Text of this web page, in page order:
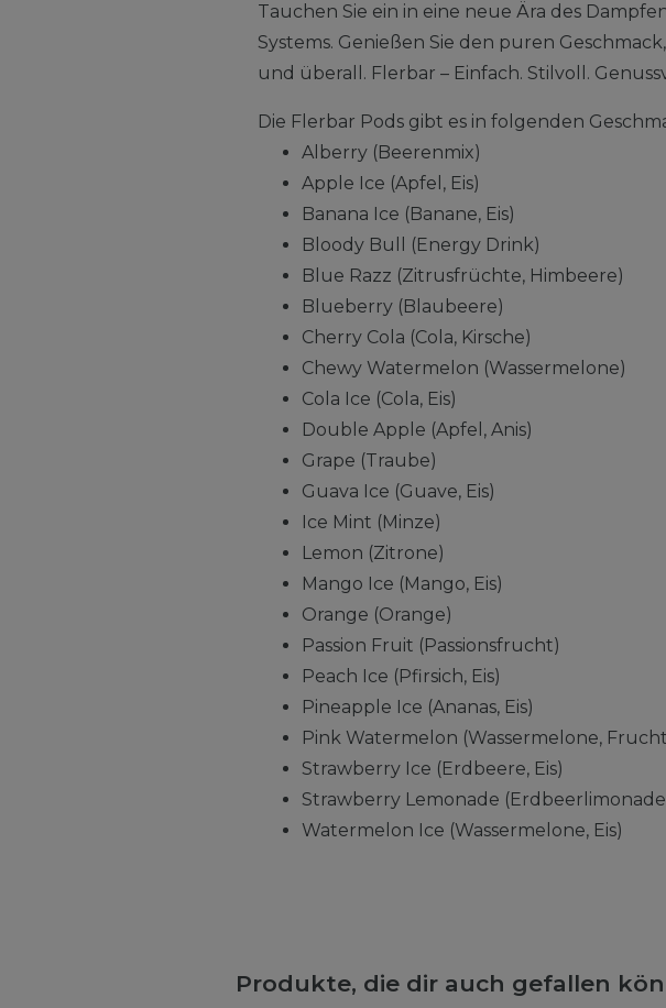
Tauchen Sie ein in eine neue Ära des
Systems. Genießen Sie den puren
und überall. Flerbar – Einfach. Stilvoll.
Die Flerbar Pods gibt es in folgenden
Alberry (Beerenmix)
Apple Ice (Apfel, Eis)
Banana Ice (Banane, Eis)
Bloody Bull (Energy Drink)
Blue Razz (Zitrusfrüchte, Himbeere)
Blueberry (Blaubeere)
Cherry Cola (Cola, Kirsche)
Chewy Watermelon (Wassermelone)
Cola Ice (Cola, Eis)
Double Apple (Apfel, Anis)
Grape (Traube)
Guava Ice (Guave, Eis)
Ice Mint (Minze)
Lemon (Zitrone)
Mango Ice (Mango, Eis)
Orange (Orange)
Passion Fruit (Passionsfrucht)
Peach Ice (Pfirsich, Eis)
Pineapple Ice (Ananas, Eis)
Pink Watermelon (Wassermelone,
Strawberry Ice (Erdbeere, Eis)
Strawberry Lemonade
Watermelon Ice (Wassermelone, Eis)
Produkte, die dir auch gefallen